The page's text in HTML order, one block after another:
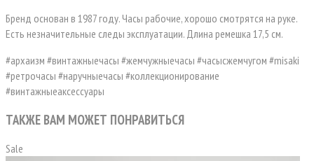
Бренд основан в 1987 году. Часы рабочие, хорошо смотрятся на руке.
Есть незначительные следы эксплуатации. Длина ремешка 17,5 см.
#архаизм #винтажныечасы #жемчужныечасы #часысжемчугом #misaki
#ретрочасы #наручныечасы #коллекционирование
#винтажныеаксессуары
ТАКЖЕ ВАМ МОЖЕТ ПОНРАВИТЬСЯ
Sale